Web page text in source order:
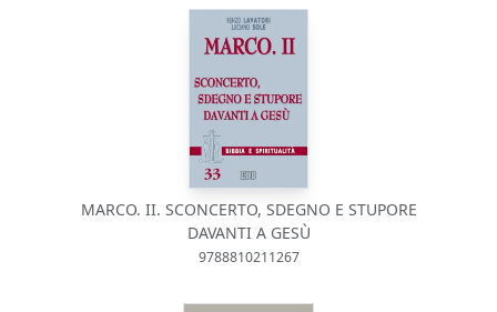
MARCO. II. SCONCERTO, SDEGNO E STUPORE
DAVANTI A GESÙ
9788810211267